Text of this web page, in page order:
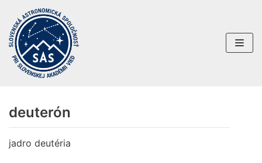
Preskočiť
na
obsah
deuterón
jadro deutéria